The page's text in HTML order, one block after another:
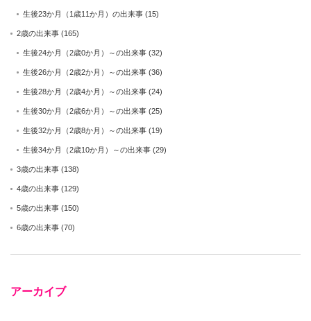
生後23か月（1歳11か月）の出来事 (15)
2歳の出来事 (165)
生後24か月（2歳0か月）～の出来事 (32)
生後26か月（2歳2か月）～の出来事 (36)
生後28か月（2歳4か月）～の出来事 (24)
生後30か月（2歳6か月）～の出来事 (25)
生後32か月（2歳8か月）～の出来事 (19)
生後34か月（2歳10か月）～の出来事 (29)
3歳の出来事 (138)
4歳の出来事 (129)
5歳の出来事 (150)
6歳の出来事 (70)
アーカイブ